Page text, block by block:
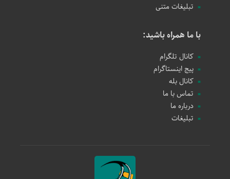
تبلیغات متنی
با ما همراه باشید:
کانال تلگرام
پیج اینستاگرام
کانال بله
تماس با ما
درباره ما
تبلیغات